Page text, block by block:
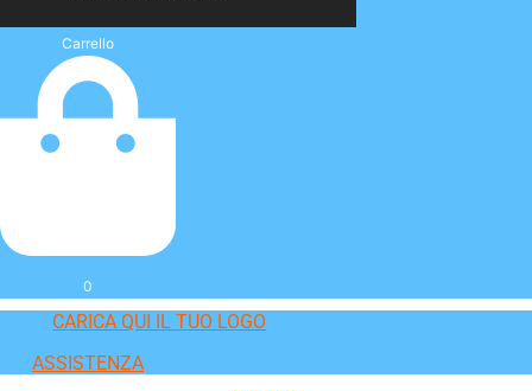
Carrello
0
CARICA QUI IL TUO LOGO
ASSISTENZA